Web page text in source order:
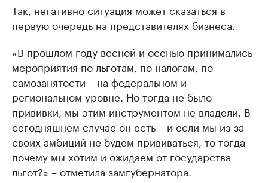
Так, негативно ситуация может сказаться в
первую очередь на представителях бизнеса.
«В прошлом году весной и осенью принимались
мероприятия по льготам, по налогам, по
самозанятости – на федеральном и
региональном уровне. Но тогда не было
прививки, мы этим инструментом не владели. В
сегодняшнем случае он есть – и если мы из-за
своих амбиций не будем прививаться, то тогда
почему мы хотим и ожидаем от государства
льгот?» – отметила замгубернатора.